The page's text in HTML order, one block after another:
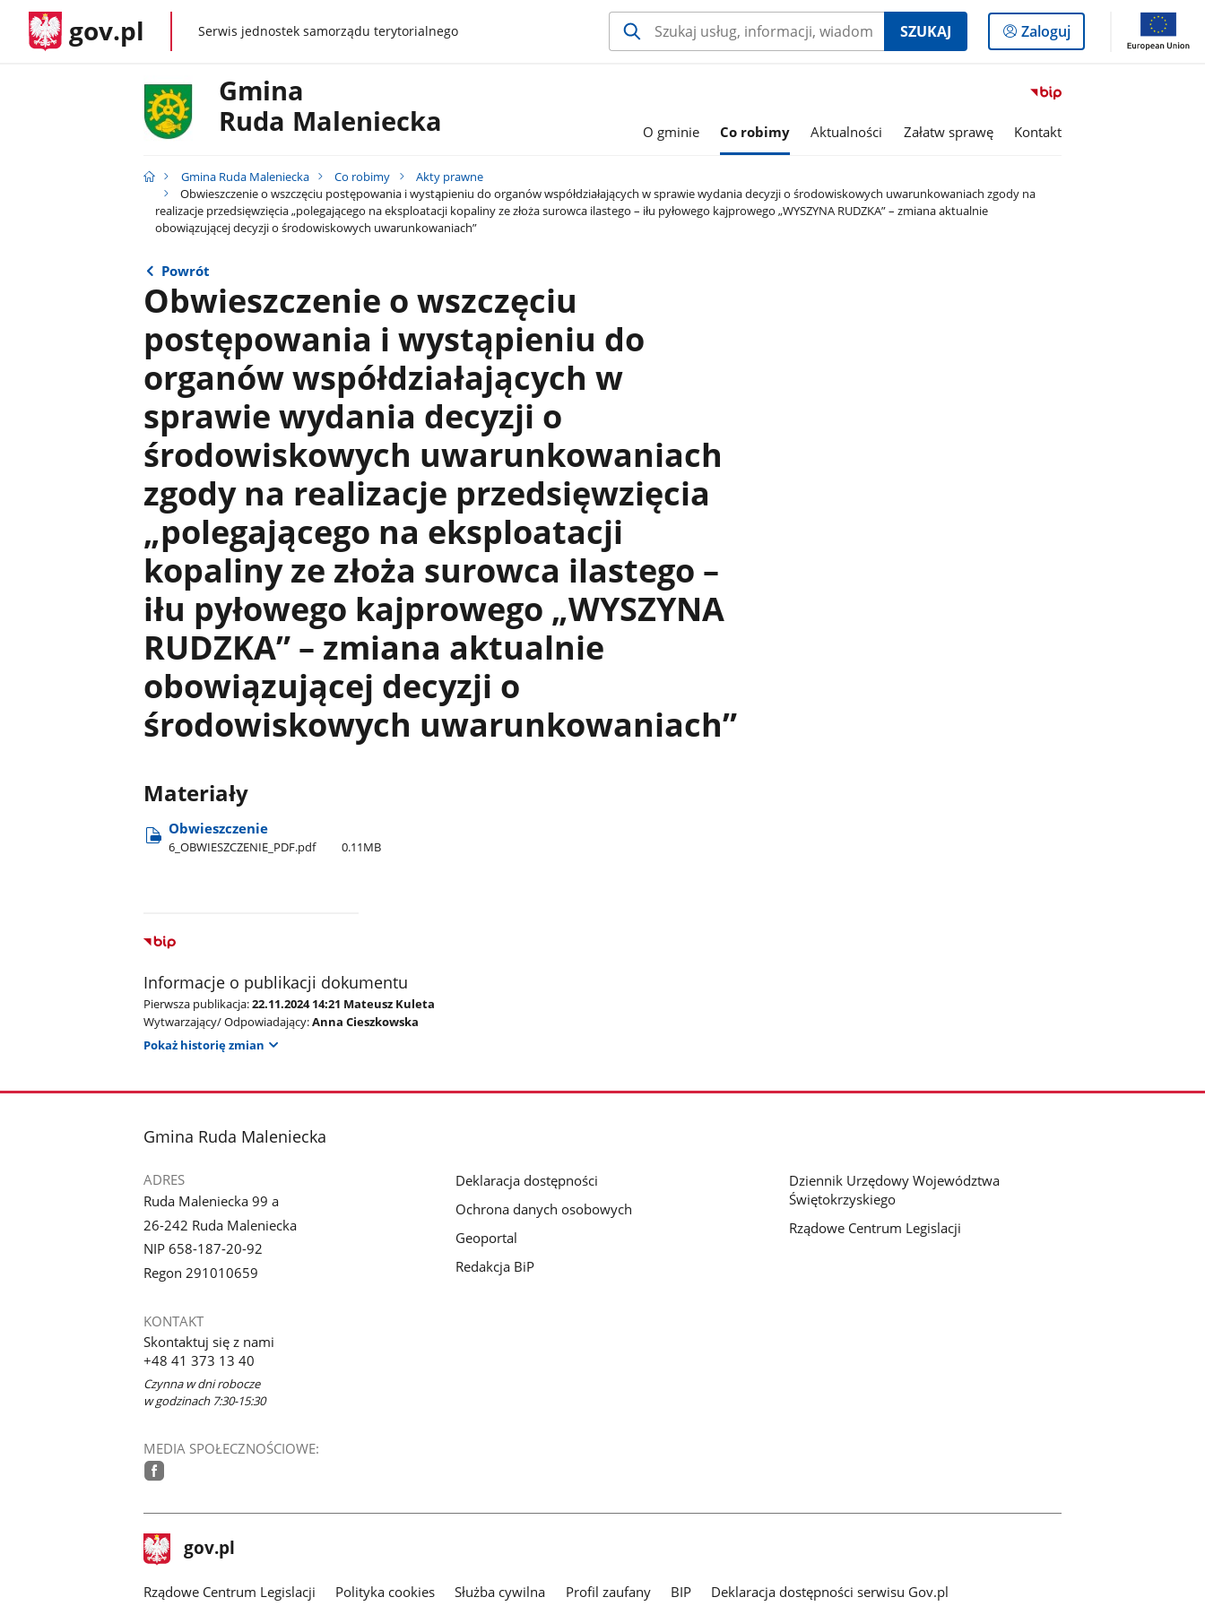
gov.pl gov.plSerwis jednostek samorządu terytorialnego SZUKAJ
Logowanie
do
Zaloguj
Przejdź
serwisu
Publicznej
Gmina
Ruda Maleniecka
O gminie Co robimy Aktualności Załatw sprawę Kontakt
Gmina Ruda Maleniecka Co robimy
Akty prawne
Obwieszczenie o wszczęciu postępowania i wystąpieniu do organów współdziałających w sprawie wydania decyzji o środowiskowych uwarunkowaniach zgody na
realizacje przedsięwzięcia „polegającego na eksploatacji kopaliny ze złoża surowca ilastego – iłu pyłowego kajprowego „WYSZYNA RUDZKA” – zmiana aktualnie
obowiązującej decyzji o środowiskowych uwarunkowaniach”
Powrót
Obwieszczenie o wszczęciu
postępowania i wystąpieniu do
organów współdziałających w
sprawie wydania decyzji o
środowiskowych uwarunkowaniach
zgody na realizacje przedsięwzięcia
„polegającego na eksploatacji
kopaliny ze złoża surowca ilastego –
iłu pyłowego kajprowego „WYSZYNA
RUDZKA” – zmiana aktualnie
obowiązującej decyzji o
środowiskowych uwarunkowaniach”
Materiały
Obwieszczenie
6​_OBWIESZCZENIE​_PDF.pdf 0.11MB
Informacje o publikacji dokumentu
Pierwsza publikacja:22.11.2024 14:21 Mateusz Kuleta
Wytwarzający/ Odpowiadający:Anna Cieszkowska
Pokaż historię zmian
stopka
Gmina Ruda Maleniecka
ADRES
Ruda Maleniecka 99 a
26-242 Ruda Maleniecka
NIP 658-187-20-92
Regon 291010659
KONTAKT
Skontaktuj się z nami
+48 41 373 13 40
Czynna w dni robocze
w godzinach 7:30-15:30
MEDIA SPOŁECZNOŚCIOWE:
Deklaracja dostępności
Ochrona danych osobowych
Geoportal
Redakcja BiP
Dziennik Urzędowy Województwa
Świętokrzyskiego
Rządowe Centrum Legislacji
stopka
gov.pl Strona
gov.pl
Rządowe Centrum Legislacji Polityka cookies Służba cywilna Profil zaufany BIP Deklaracja dostępności serwisu Gov.pl